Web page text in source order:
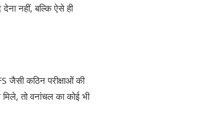
नहीं, बल्कि ऐसे ही
जैसी कठिन परीक्षाओं की
तो वनांचल का कोई भी